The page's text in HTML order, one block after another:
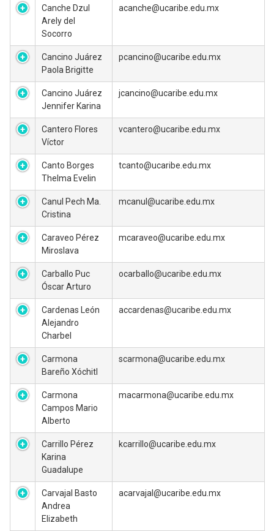
Canche Dzul
Arely del
Socorro
acanche@ucaribe.edu.mx
Cancino Juárez
Paola Brigitte
pcancino@ucaribe.edu.mx
Cancino Juárez
Jennifer Karina
jcancino@ucaribe.edu.mx
Cantero Flores
Víctor
vcantero@ucaribe.edu.mx
Canto Borges
Thelma Evelin
tcanto@ucaribe.edu.mx
Canul Pech Ma.
Cristina
mcanul@ucaribe.edu.mx
Caraveo Pérez
Miroslava
mcaraveo@ucaribe.edu.mx
Carballo Puc
Óscar Arturo
ocarballo@ucaribe.edu.mx
Cardenas León
Alejandro
Charbel
accardenas@ucaribe.edu.mx
Carmona
Bareño Xóchitl
scarmona@ucaribe.edu.mx
Carmona
Campos Mario
Alberto
macarmona@ucaribe.edu.mx
Carrillo Pérez
Karina
Guadalupe
kcarrillo@ucaribe.edu.mx
Carvajal Basto
Andrea
Elizabeth
acarvajal@ucaribe.edu.mx